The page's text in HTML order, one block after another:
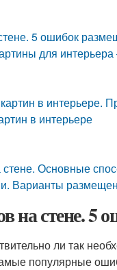
5 ошибок
для
в интерьере.
в интерьере
стене. Основные
Варианты
на стене.
ли так
популярные